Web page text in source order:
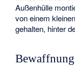
Außenhülle
von einem
gehalten, hinter
Bewaffnung